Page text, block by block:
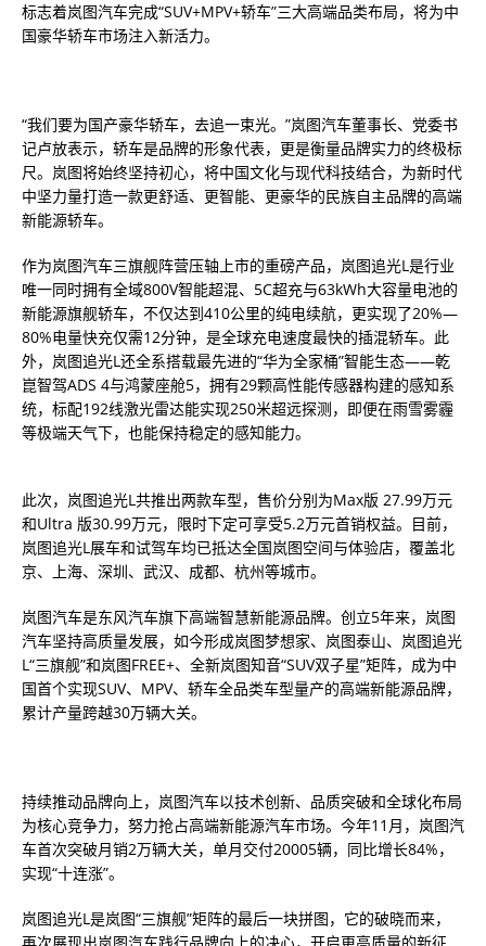
标志着岚图汽车完成“SUV+MPV+轿车”三大高端品类布局，将为中
国豪华轿车市场注入新活力。
“我们要为国产豪华轿车，去追一束光。”岚图汽车董事长、党委书
记卢放表示，轿车是品牌的形象代表，更是衡量品牌实力的终极标
尺。岚图将始终坚持初心，将中国文化与现代科技结合，为新时代
中坚力量打造一款更舒适、更智能、更豪华的民族自主品牌的高端
新能源轿车。
作为岚图汽车三旗舰阵营压轴上市的重磅产品，岚图追光L是行业
唯一同时拥有全域800V智能超混、5C超充与63kWh大容量电池的
新能源旗舰轿车，不仅达到410公里的纯电续航，更实现了20%—
80%电量快充仅需12分钟，是全球充电速度最快的插混轿车。此
外，岚图追光L还全系搭载最先进的“华为全家桶”智能生态——乾
崑智驾ADS 4与鸿蒙座舱5，拥有29颗高性能传感器构建的感知系
统，标配192线激光雷达能实现250米超远探测，即便在雨雪雾霾
等极端天气下，也能保持稳定的感知能力。
此次，岚图追光L共推出两款车型，售价分别为Max版 27.99万元
和Ultra 版30.99万元，限时下定可享受5.2万元首销权益。目前，
岚图追光L展车和试驾车均已抵达全国岚图空间与体验店，覆盖北
京、上海、深圳、武汉、成都、杭州等城市。
岚图汽车是东风汽车旗下高端智慧新能源品牌。创立5年来，岚图
汽车坚持高质量发展，如今形成岚图梦想家、岚图泰山、岚图追光
L“三旗舰”和岚图FREE+、全新岚图知音“SUV双子星”矩阵，成为中
国首个实现SUV、MPV、轿车全品类车型量产的高端新能源品牌，
累计产量跨越30万辆大关。
持续推动品牌向上，岚图汽车以技术创新、品质突破和全球化布局
为核心竞争力，努力抢占高端新能源汽车市场。今年11月，岚图汽
车首次突破月销2万辆大关，单月交付20005辆，同比增长84%，
实现“十连涨”。
岚图追光L是岚图“三旗舰”矩阵的最后一块拼图，它的破晓而来，